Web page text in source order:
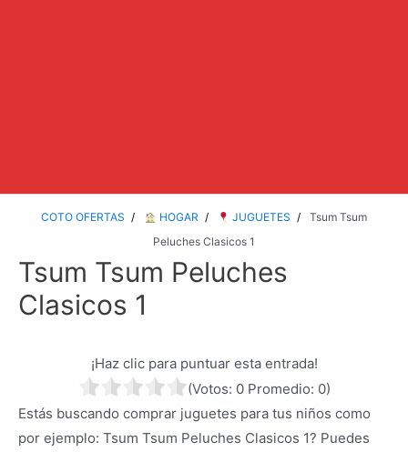
COTO OFERTAS HOGAR JUGUETES
Tsum Tsum
Peluches Clasicos 1
Tsum Tsum Peluches
Clasicos 1
¡Haz clic para puntuar esta entrada!
(Votos: 0Promedio: 0)
Estás buscando comprar juguetes para tus niños como
por ejemplo: Tsum Tsum Peluches Clasicos 1? Puedes